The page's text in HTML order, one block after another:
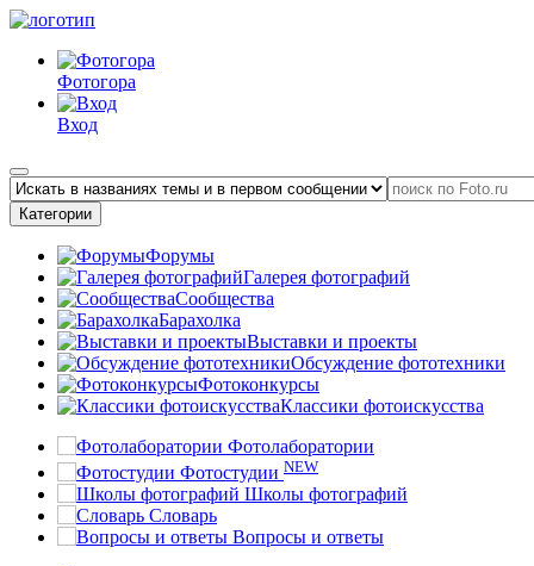
Фотогора
Вход
Категории
Форумы
Галерея фотографий
Сообщества
Барахолка
Выставки и проекты
Обсуждение фототехники
Фотоконкурсы
Классики фотоискусства
Фотолаборатории
Фотостудии NEW
Школы фотографий
Словарь
Вопросы и ответы